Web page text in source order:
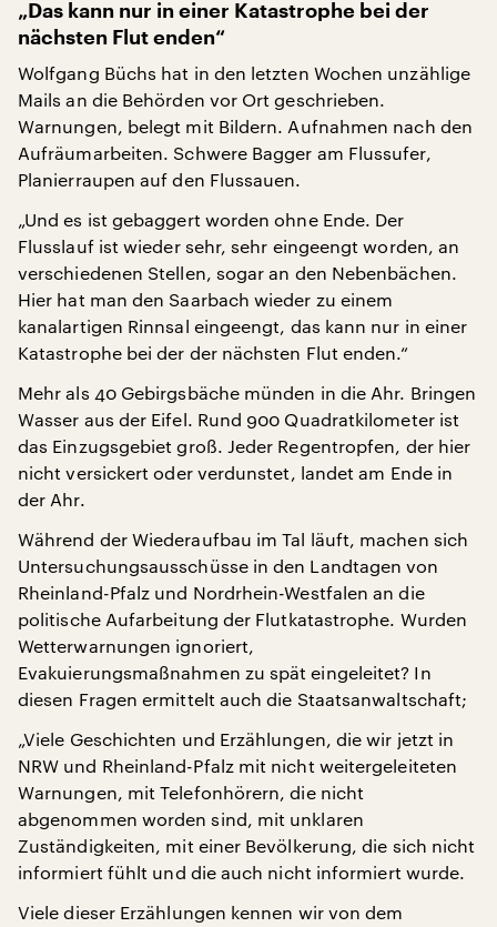
„Das kann nur in einer Katastrophe bei der
nächsten Flut enden“
Wolfgang Büchs hat in den letzten Wochen unzählige
Mails an die Behörden vor Ort geschrieben.
Warnungen, belegt mit Bildern. Aufnahmen nach den
Aufräumarbeiten. Schwere Bagger am Flussufer,
Planierraupen auf den Flussauen.
„Und es ist gebaggert worden ohne Ende. Der
Flusslauf ist wieder sehr, sehr eingeengt worden, an
verschiedenen Stellen, sogar an den Nebenbächen.
Hier hat man den Saarbach wieder zu einem
kanalartigen Rinnsal eingeengt, das kann nur in einer
Katastrophe bei der der nächsten Flut enden.“
Mehr als 40 Gebirgsbäche münden in die Ahr. Bringen
Wasser aus der Eifel. Rund 900 Quadratkilometer ist
das Einzugsgebiet groß. Jeder Regentropfen, der hier
nicht versickert oder verdunstet, landet am Ende in
der Ahr.
Während der Wiederaufbau im Tal läuft, machen sich
Untersuchungsausschüsse in den Landtagen von
Rheinland-Pfalz und Nordrhein-Westfalen an die
politische Aufarbeitung der Flutkatastrophe. Wurden
Wetterwarnungen ignoriert,
Evakuierungsmaßnahmen zu spät eingeleitet? In
diesen Fragen ermittelt auch die Staatsanwaltschaft;
„Viele Geschichten und Erzählungen, die wir jetzt in
NRW und Rheinland-Pfalz mit nicht weitergeleiteten
Warnungen, mit Telefonhörern, die nicht
abgenommen worden sind, mit unklaren
Zuständigkeiten, mit einer Bevölkerung, die sich nicht
informiert fühlt und die auch nicht informiert wurde.
Viele dieser Erzählungen kennen wir von dem